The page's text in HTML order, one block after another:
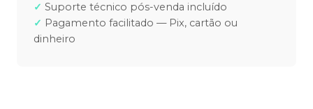
Suporte técnico pós-venda incluído
Pagamento facilitado — Pix, cartão ou
dinheiro